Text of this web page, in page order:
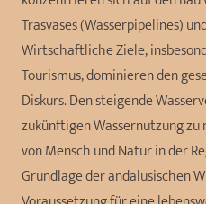
Trasvases (Wasserpipelines)
Wirtschaftliche Ziele,
Tourismus, dominieren den
Diskurs. Den steigende
zukünftigen Wassernutzung
von Mensch und Natur in der
Grundlage der andalusischen